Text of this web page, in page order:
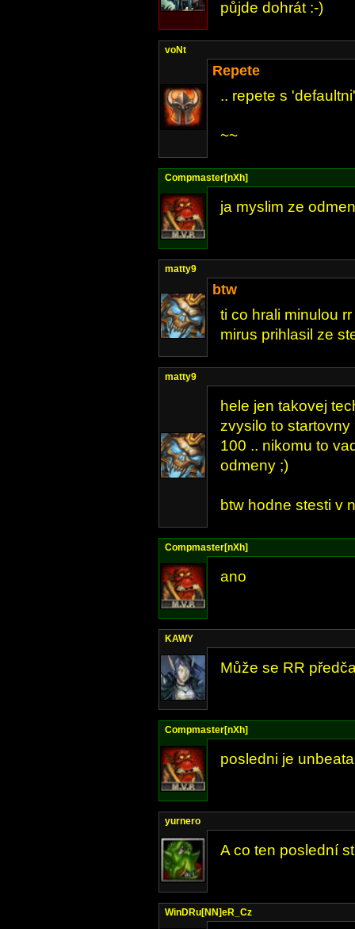
půjde dohrát :-)
voNt
Repete
.. repete s
~~
Compmaster[nXh]
ja myslim ze
matty9
btw
ti co hrali minulou
mirus prihlasil ze
matty9
hele jen takovej
zvysilo to startovny
100 .. nikomu to
odmeny ;)
btw hodne stesti v
Compmaster[nXh]
ano
KAWY
Může se RR
Compmaster[nXh]
posledni je
yurnero
A co ten poslední
WinDRu[NN]eR_Cz